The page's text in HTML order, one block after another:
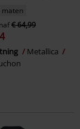
maten
€ 64,99
Metallica